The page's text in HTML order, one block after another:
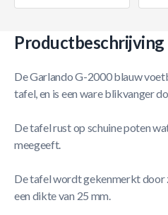
Productbeschrijving
De Garlando G-2000 blauw
tafel, en is een ware blikvanger
De tafel rust op schuine poten
meegeeft.
De tafel wordt gekenmerkt
een dikte van 25 mm.